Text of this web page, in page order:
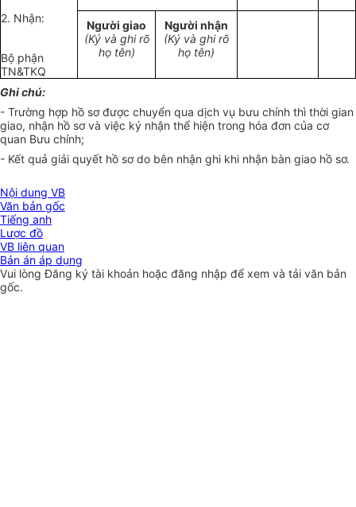
2. Nhận:
Bộ phận
TN&TKQ
Người giao
(Ký và ghi rõ
họ tên)
Người nhận
(Ký và ghi rõ
họ tên)
Ghi chú:
- Trường hợp hồ sơ được chuyển qua dịch vụ bưu chính thì thời gian
giao, nhận hồ sơ và việc ký nhận thể hiện trong hóa đơn của cơ
quan Bưu chính;
- Kết quả giải quyết hồ sơ do bên nhận ghi khi nhận bàn giao hồ sơ.
Nội dung VB
Văn bản gốc
Tiếng anh
Lược đồ
VB liên quan
Bản án áp dụng
Vui lòngĐăng ký tài khoản hoặc đăng nhập để xem và tải văn bản
gốc.